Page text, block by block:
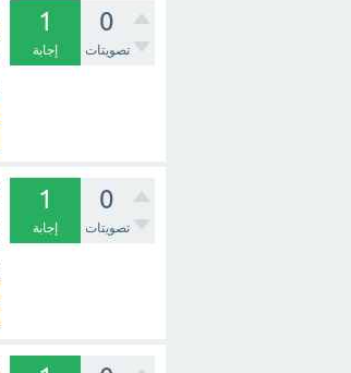
0
تصويتات
1
إجابة
0
تصويتات
1
إجابة